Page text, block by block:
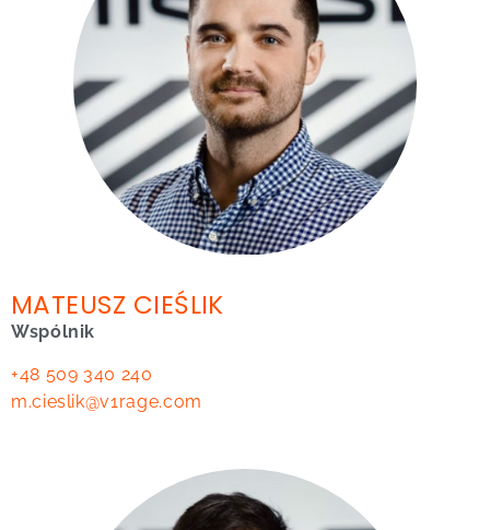
MATEUSZ CIEŚLIK
Wspólnik
+48 509 340 240
m.cieslik@v1rage.com